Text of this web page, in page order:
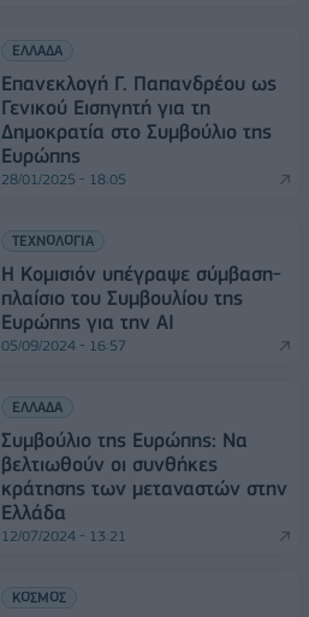
ΕΛΛΑΔΑ
Επανεκλογή Γ. Παπανδρέου ως
Γενικού Εισηγητή για τη
Δημοκρατία στο Συμβούλιο της
Ευρώπης
28/01/2025 - 18:05
ΤΕΧΝΟΛΟΓΙΑ
Η Κομισιόν υπέγραψε σύμβαση-
πλαίσιο του Συμβουλίου της
Ευρώπης για την AI
05/09/2024 - 16:57
ΕΛΛΑΔΑ
Συμβούλιο της Ευρώπης: Να
βελτιωθούν οι συνθήκες
κράτησης των μεταναστών στην
Ελλάδα
12/07/2024 - 13:21
ΚΟΣΜΟΣ